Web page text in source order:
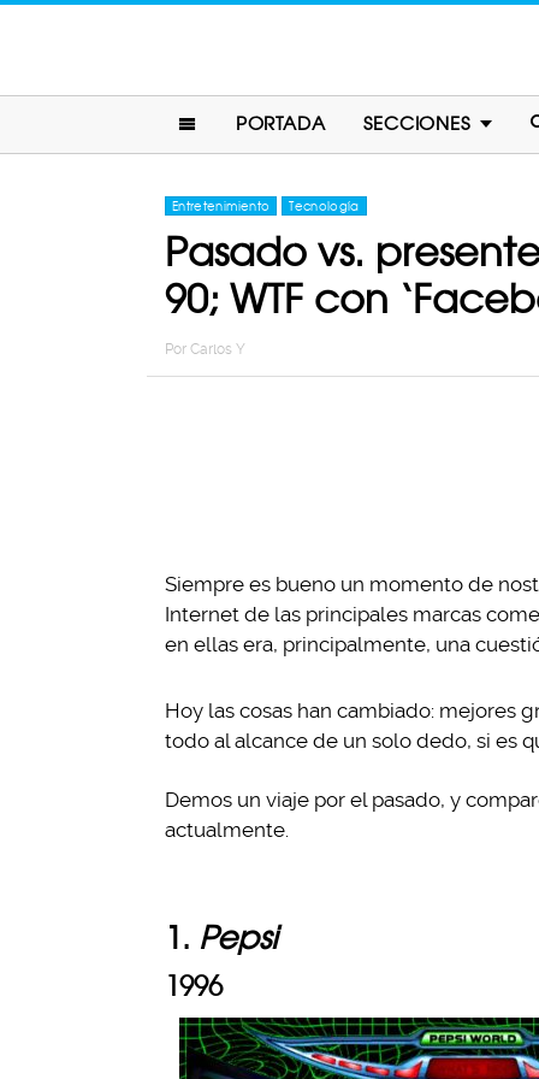
PORTADA SECCIONES
Entretenimiento Tecnología
Pasado vs.
90; WTF con
Por Carlos Y
Siempre es bueno un momento de
Internet de las principales marcas
en ellas era, principalmente, una
Hoy las cosas han cambiado: mejores
todo al alcance de un solo dedo, si es
Demos un viaje por el pasado, y
actualmente.
1. Pepsi
1996